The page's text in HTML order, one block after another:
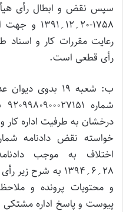
سپس نقض و ابطال رأی
1758-
رعایت مقررات کار و اسناد
رأی قطعی است.
ب: شعبه 19 بدوی
درخشان به طرفیت اداره کار
28؍6؍1394 به
و محتویات پرونده و